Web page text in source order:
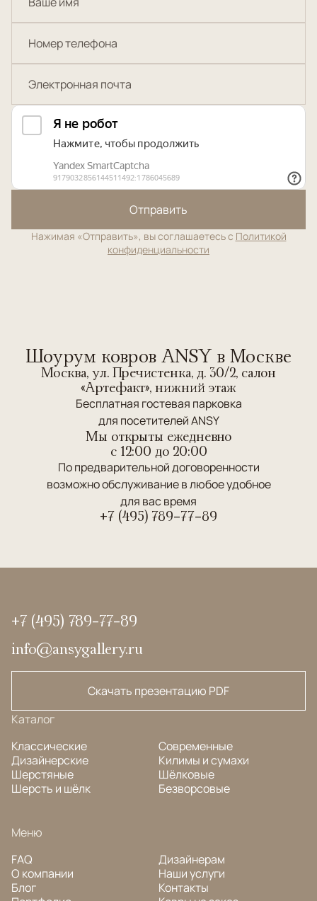
Отправить
Нажимая «Отправить», вы соглашаетесь с Политикой
конфиденциальности
Шоурум ковров ANSY в Москве
Москва, ул. Пречистенка, д. 30/2, салон
«Артефакт», нижний этаж
Бесплатная гостевая парковка
для посетителей ANSY
Мы открыты ежедневно
c 12:00 до 20:00
По предварительной договоренности
возможно обслуживание в любое удобное
для вас время
+7 (495) 789-77-89
+7 (495) 789-77-89
info@ansygallery.ru
Скачать презентацию PDF
Каталог
Классические
Дизайнерские
Шерстяные
Шерсть и шёлк
Современные
Килимы и сумахи
Шёлковые
Безворсовые
Меню
FAQ
О компании
Блог
Дизайнерам
Наши услуги
Контакты